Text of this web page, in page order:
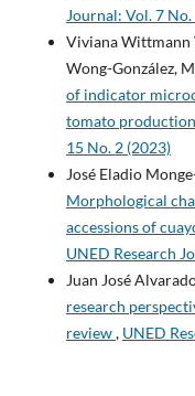
Journal: Vol. 7
Viviana Wittmann
Wong-González,
of indicator
tomato
15 No. 2 (2023)
José Eladio
Morphological
accessions of
UNED Research
Juan José
research
review, UNED